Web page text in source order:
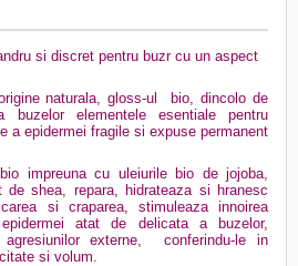
si discret pentru buzr cu un aspect
naturala, gloss-ul
bio, dincolo de
buzelor elementele esentiale pentru
a epidermei fragile si expuse permanent
impreuna cu uleiurile bio de jojoba,
shea, repara, hidrateaza si hranesc
si craparea, stimuleaza innoirea
atat de delicata a buzelor,
externe,
conferindu-le in
si volum.